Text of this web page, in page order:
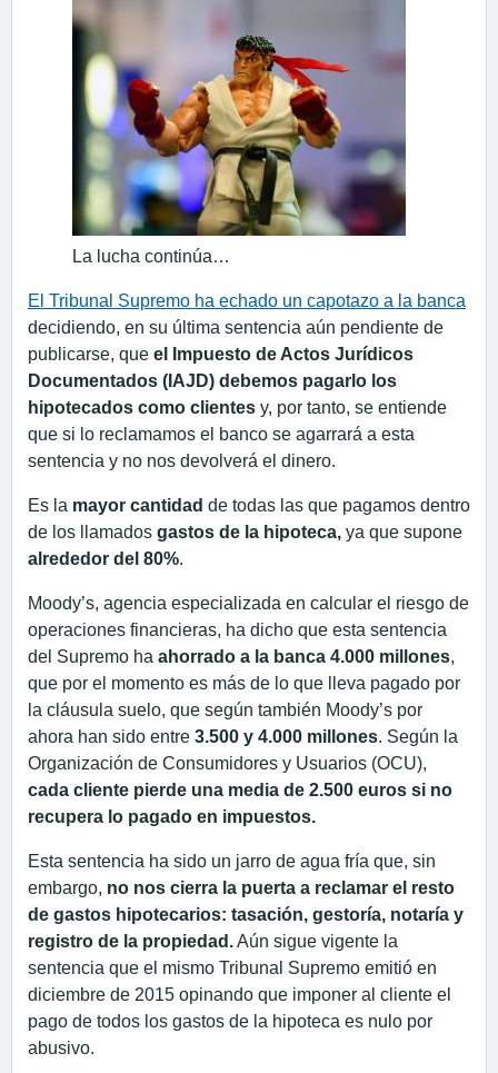
La lucha continúa…
El Tribunal Supremo ha echado un capotazo a la banca
decidiendo, en su última sentencia aún pendiente de
publicarse, que el Impuesto de Actos Jurídicos
Documentados (IAJD) debemos pagarlo los
hipotecados como clientes y, por tanto, se entiende
que si lo reclamamos el banco se agarrará a esta
sentencia y no nos devolverá el dinero.
Es la mayor cantidad de todas las que pagamos dentro
de los llamados gastos de la hipoteca, ya que supone
alrededor del 80%.
Moody’s, agencia especializada en calcular el riesgo de
operaciones financieras, ha dicho que esta sentencia
del Supremo ha ahorrado a la banca 4.000 millones,
que por el momento es más de lo que lleva pagado por
la cláusula suelo, que según también Moody’s por
ahora han sido entre 3.500 y 4.000 millones. Según la
Organización de Consumidores y Usuarios (OCU),
cada cliente pierde una media de 2.500 euros si no
recupera lo pagado en impuestos.
Esta sentencia ha sido un jarro de agua fría que, sin
embargo, no nos cierra la puerta a reclamar el resto
de gastos hipotecarios: tasación, gestoría, notaría y
registro de la propiedad.Aún sigue vigente la
sentencia que el mismo Tribunal Supremo emitió en
diciembre de 2015 opinando que imponer al cliente el
pago de todos los gastos de la hipoteca es nulo por
abusivo.